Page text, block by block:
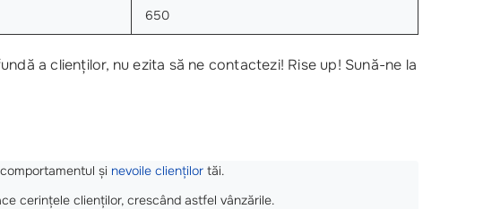
650
a clienților, nu ezita să ne contactezi! Rise up! Sună-ne la
și nevoile clienților tăi.
cerințele clienților, crescând astfel vânzările.